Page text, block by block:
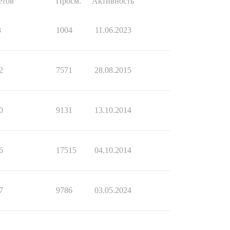
1004 11.06.2023
7571 28.08.2015
9131 13.10.2014
17515 04.10.2014
9786 03.05.2024